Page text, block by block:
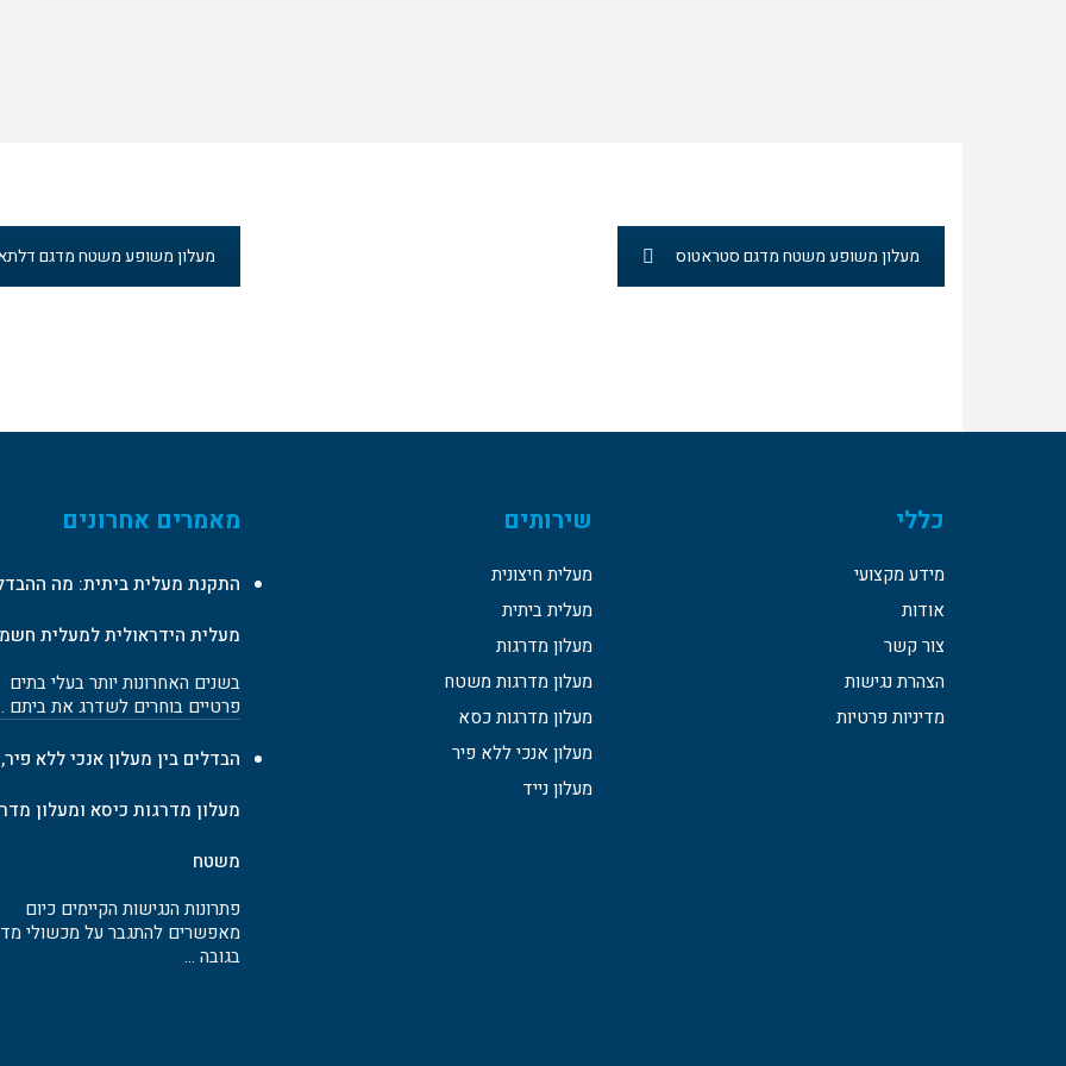
מעלון משופע משטח מדגם סטראטוס מעלון משופע משטח מדגם
כללי
מידע מקצועי
אודות
צור קשר
הצהרת נגישות
מדיניות פרטיות
שירותים
מעלית חיצונית
מעלית ביתית
מעלון מדרגות
מעלון מדרגות משטח
מעלון מדרגות כסא
מעלון אנכי ללא פיר
מעלון נייד
מאמרים אחרונים
התקנת מעלית ביתית: מה
מעלית הידראולית למעלית
בשנים האחרונות יותר בעלי בתים
פרטיים בוחרים לשדרג את ביתם
הבדלים בין מעלון אנכי ללא פיר,
מעלון מדרגות כיסא ומעלון
משטח
פתרונות הנגישות הקיימים כיום
מאפשרים להתגבר על מכשולי
בגובה …